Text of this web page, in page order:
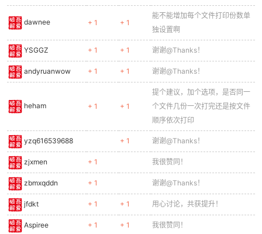
dawnee + 1 + 1
能不能增加每个文件打印份数单
独设置啊
YSGGZ + 1 + 1 谢谢@Thanks！
andyruanwow + 1 + 1 谢谢@Thanks！
heham + 1 + 1
提个建议，加个选项，是否同一
个文件几份一次打完还是按文件
顺序依次打印
yzq616539688 + 1 谢谢@Thanks！
zjxmen + 1 我很赞同！
zbmxqddn + 1 谢谢@Thanks！
jfdkt + 1 + 1 用心讨论，共获提升！
Aspiree + 1 + 1 我很赞同！